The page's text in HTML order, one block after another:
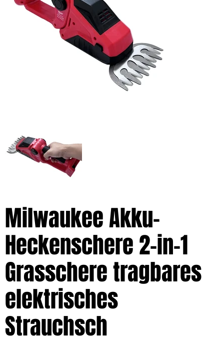
Milwaukee Akku-
Heckenschere 2-in-1
Grasschere tragbares
elektrisches
Strauchsch